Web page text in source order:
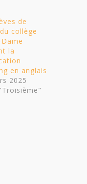
de
collège
la
en anglais
2025